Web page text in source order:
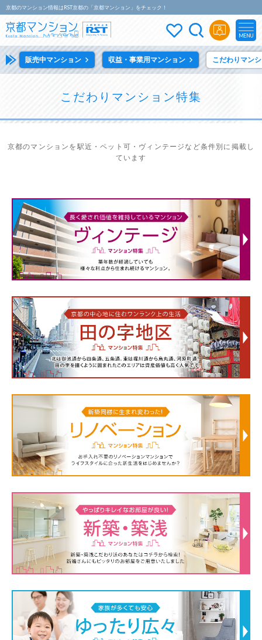
京都のマンション情報はRST京都の「京都マンション」をチェック！
MENU
販売中マンション 収益・事業用マンション こだわりマン
こだわりマンション特集
京都のマンションを駅近・ペット可・ヴィンテージなど条件別に掲載し
ています